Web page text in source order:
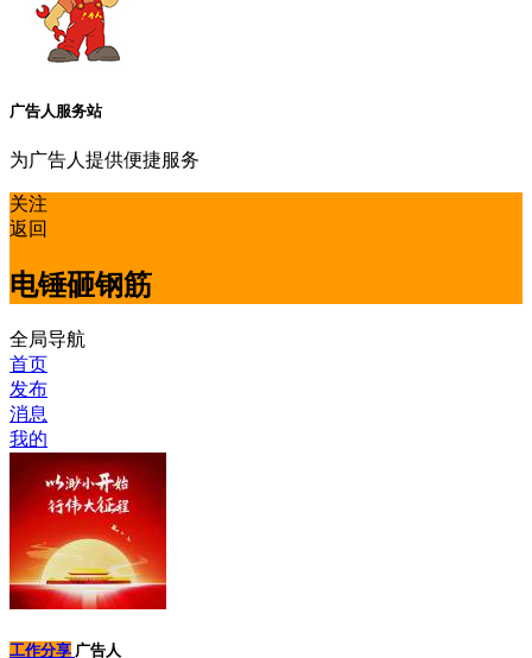
广告人服务站
为广告人提供便捷服务
关注
返回
电锤砸钢筋
全局导航
首页
发布
消息
我的
工作分享 广告人